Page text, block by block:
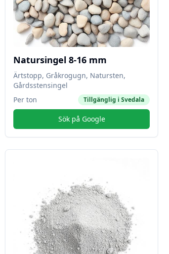
Natursingel 8-16 mm
Ärtstopp, Gråkrogugn, Natursten,
Gårdsstensingel
Per ton
Tillgänglig i Svedala
Sök på Google